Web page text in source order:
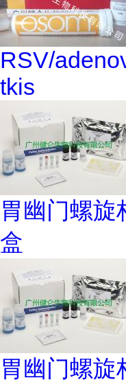
RSV/
tkis
胃幽门螺旋
盒
胃幽门螺旋